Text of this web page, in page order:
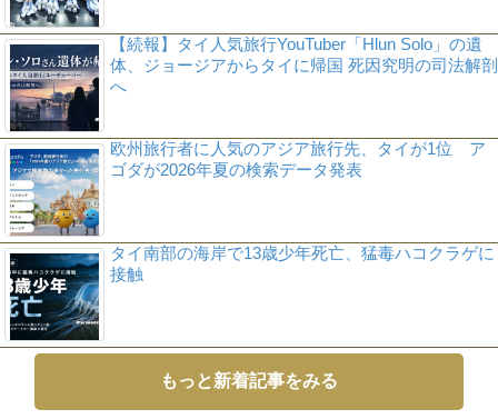
【続報】タイ人気旅行YouTuber「Hlun Solo」の遺
体、ジョージアからタイに帰国 死因究明の司法解剖
へ
欧州旅行者に人気のアジア旅行先、タイが1位 ア
ゴダが2026年夏の検索データ発表
タイ南部の海岸で13歳少年死亡、猛毒ハコクラゲに
接触
もっと新着記事をみる